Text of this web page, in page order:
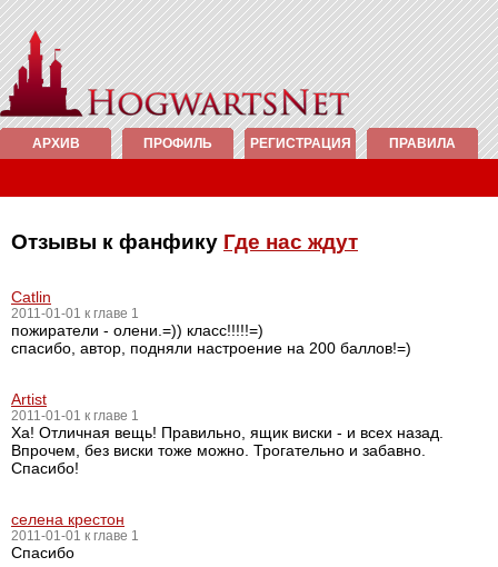
АРХИВ ПРОФИЛЬ РЕГИСТРАЦИЯ ПРАВИЛА
Отзывы к фанфику Где нас ждут
Catlin
2011-01-01 к главе 1
пожиратели - олени.=)) класс!!!!!=)
спасибо, автор, подняли настроение на 200 баллов!=)
Artist
2011-01-01 к главе 1
Ха! Отличная вещь! Правильно, ящик виски - и всех назад.
Впрочем, без виски тоже можно. Трогательно и забавно.
Спасибо!
селена крестон
2011-01-01 к главе 1
Спасибо